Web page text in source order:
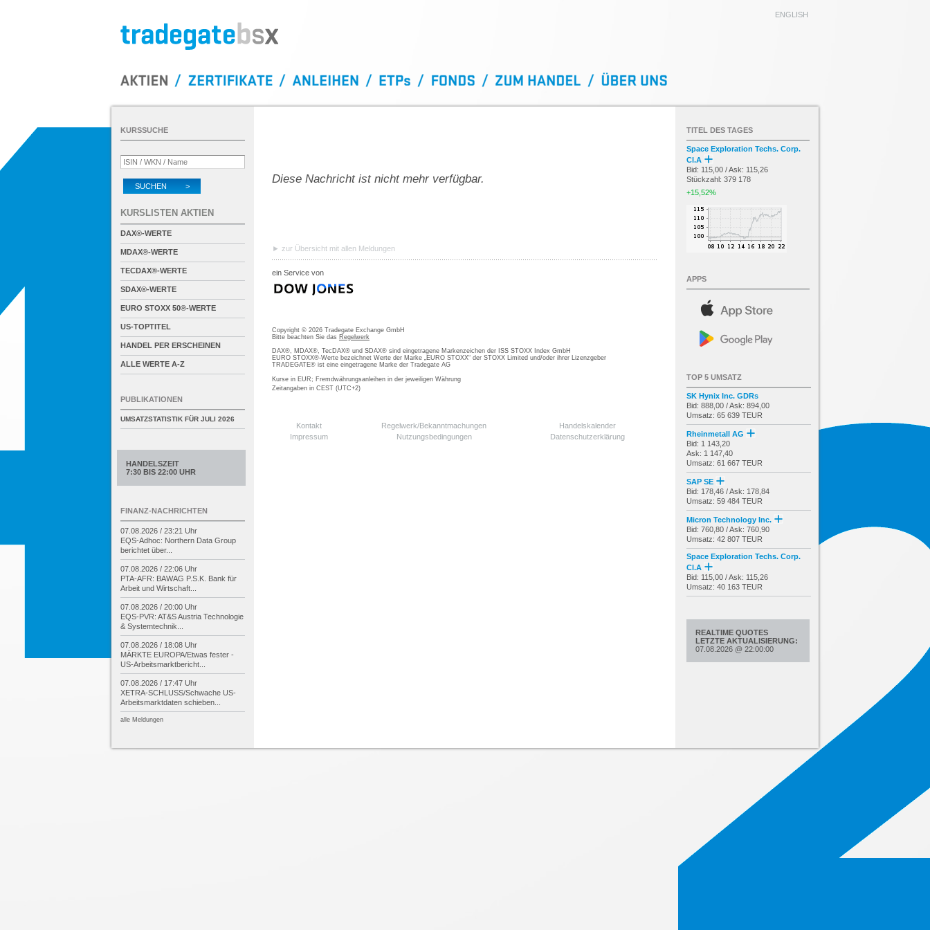
ENGLISH
Diese Nachricht ist nicht mehr verfügbar.
zur Übersicht mit allen Meldungen
ein Service von
Copyright © 2026 Tradegate Exchange GmbH
Bitte beachten Sie das Regelwerk
DAX®, MDAX®, TecDAX® und SDAX® sind eingetragene Markenzeichen der ISS STOXX Index GmbH
EURO STOXX®-Werte bezeichnet Werte der Marke „EURO STOXX“ der STOXX Limited und/oder ihrer Lizenzgeber
TRADEGATE® ist eine eingetragene Marke der Tradegate AG
Kurse in EUR; Fremdwährungsanleihen in der jeweiligen Währung
Zeitangaben in CEST (UTC+2)
Kontakt Regelwerk/Bekanntmachungen
Handelskalender
Impressum
Nutzungsbedingungen Datenschutzerklärung
KURSSUCHE
SUCHEN >
KURSLISTEN AKTIEN
DAX®-WERTE
MDAX®-WERTE
TECDAX®-WERTE
SDAX®-WERTE
EURO STOXX 50®-WERTE
US-TOPTITEL
HANDEL PER ERSCHEINEN
ALLE WERTE A-Z
PUBLIKATIONEN
UMSATZSTATISTIK FÜR JULI 2026
HANDELSZEIT
7:30 BIS 22:00 UHR
FINANZ-NACHRICHTEN
07.08.2026 / 23:21 Uhr
EQS-Adhoc: Northern Data Group
berichtet über...
07.08.2026 / 22:06 Uhr
PTA-AFR: BAWAG P.S.K. Bank für
Arbeit und Wirtschaft...
07.08.2026 / 20:00 Uhr
EQS-PVR: AT&S Austria Technologie
& Systemtechnik...
07.08.2026 / 18:08 Uhr
MÄRKTE EUROPA/Etwas fester -
US-Arbeitsmarktbericht...
07.08.2026 / 17:47 Uhr
XETRA-SCHLUSS/Schwache US-
Arbeitsmarktdaten schieben...
alle Meldungen
TITEL DES TAGES
Space Exploration Techs. Corp.
Cl.A
Bid: 115,00 / Ask: 115,26
Stückzahl: 379 178
+15,52%
APPS
TOP 5 UMSATZ
SK Hynix Inc. GDRs
Bid: 888,00 / Ask: 894,00
Umsatz: 65 639 TEUR
Rheinmetall AG
Bid: 1 143,20
Ask: 1 147,40
Umsatz: 61 667 TEUR
SAP SE
Bid: 178,46 / Ask: 178,84
Umsatz: 59 484 TEUR
Micron Technology Inc.
Bid: 760,80 / Ask: 760,90
Umsatz: 42 807 TEUR
Space Exploration Techs. Corp.
Cl.A
Bid: 115,00 / Ask: 115,26
Umsatz: 40 163 TEUR
REALTIME QUOTES
LETZTE AKTUALISIERUNG:
07.08.2026 @ 22:00:00